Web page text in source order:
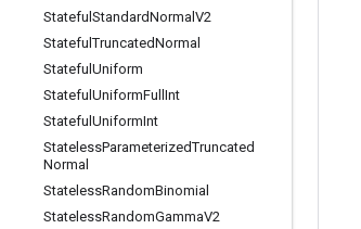
Stateful StandardNormal V2
StatefulTruncatedNormal
Stateful Uniform
Stateful UniformFull Int
Stateful UniformInt
StatelessParameterizedTruncated
Normal
StatelessRandomBinomial
StatelessRandomGammaV2